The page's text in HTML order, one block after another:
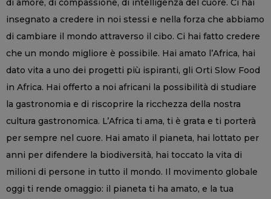
insegnato a credere in noi stessi e nella forza che abbiamo
di cambiare il mondo attraverso il cibo. Ci hai fatto credere
che un mondo migliore è possibile. Hai amato l’Africa, hai
dato vita a uno dei progetti più ispiranti, gli Orti Slow Food
in Africa. Hai offerto a noi africani la possibilità di studiare
la gastronomia e di riscoprire la ricchezza della nostra
cultura gastronomica. L’Africa ti ama, ti è grata e ti porterà
per sempre nel cuore. Hai amato il pianeta, hai lottato per
anni per difendere la biodiversità, hai toccato la vita di
milioni di persone in tutto il mondo. Il movimento globale
oggi ti rende omaggio: il pianeta ti ha amato, e la tua